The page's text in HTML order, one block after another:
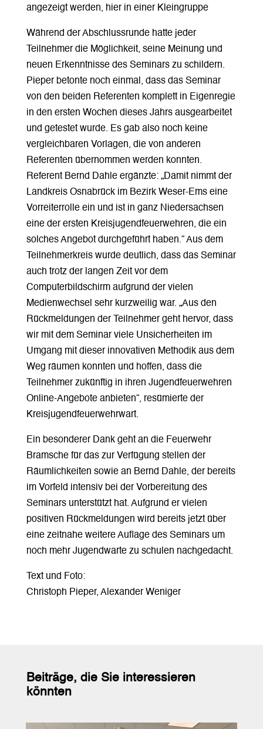
angezeigt werden, hier in einer Kleingruppe
Während der Abschlussrunde hatte jeder
Teilnehmer die Möglichkeit, seine Meinung und
neuen Erkenntnisse des Seminars zu schildern.
Pieper betonte noch einmal, dass das Seminar
von den beiden Referenten komplett in Eigenregie
in den ersten Wochen dieses Jahrs ausgearbeitet
und getestet wurde. Es gab also noch keine
vergleichbaren Vorlagen, die von anderen
Referenten übernommen werden konnten.
Referent Bernd Dahle ergänzte: „Damit nimmt der
Landkreis Osnabrück im Bezirk Weser-Ems eine
Vorreiterrolle ein und ist in ganz Niedersachsen
eine der ersten Kreisjugendfeuerwehren, die ein
solches Angebot durchgeführt haben.“ Aus dem
Teilnehmerkreis wurde deutlich, dass das Seminar
auch trotz der langen Zeit vor dem
Computerbildschirm aufgrund der vielen
Medienwechsel sehr kurzweilig war. „Aus den
Rückmeldungen der Teilnehmer geht hervor, dass
wir mit dem Seminar viele Unsicherheiten im
Umgang mit dieser innovativen Methodik aus dem
Weg räumen konnten und hoffen, dass die
Teilnehmer zukünftig in ihren Jugendfeuerwehren
Online-Angebote anbieten“, resümierte der
Kreisjugendfeuerwehrwart.
Ein besonderer Dank geht an die Feuerwehr
Bramsche für das zur Verfügung stellen der
Räumlichkeiten sowie an Bernd Dahle, der bereits
im Vorfeld intensiv bei der Vorbereitung des
Seminars unterstützt hat. Aufgrund er vielen
positiven Rückmeldungen wird bereits jetzt über
eine zeitnahe weitere Auflage des Seminars um
noch mehr Jugendwarte zu schulen nachgedacht.
Text und Foto:
Christoph Pieper, Alexander Weniger
Beiträge, die Sie interessieren
könnten